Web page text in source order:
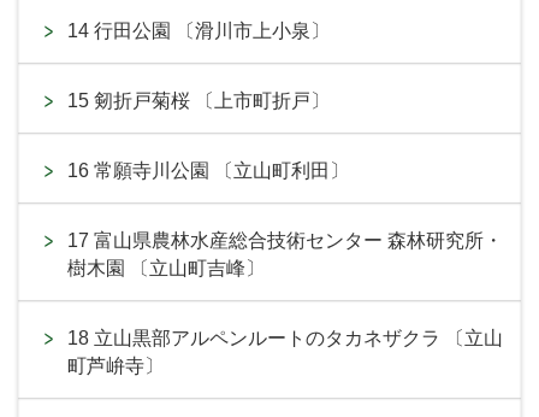
14 行田公園 〔滑川市上小泉〕
15 剱折戸菊桜 〔上市町折戸〕
16 常願寺川公園 〔立山町利田〕
17 富山県農林水産総合技術センター 森林研究所・
樹木園 〔立山町吉峰〕
18 立山黒部アルペンルートのタカネザクラ 〔立山
町芦峅寺〕